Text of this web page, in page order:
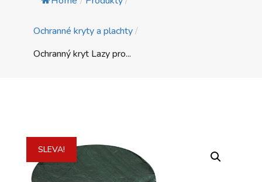
Ochranné kryty a plachty/
Ochranný kryt Lazy pro...
SLEVA!